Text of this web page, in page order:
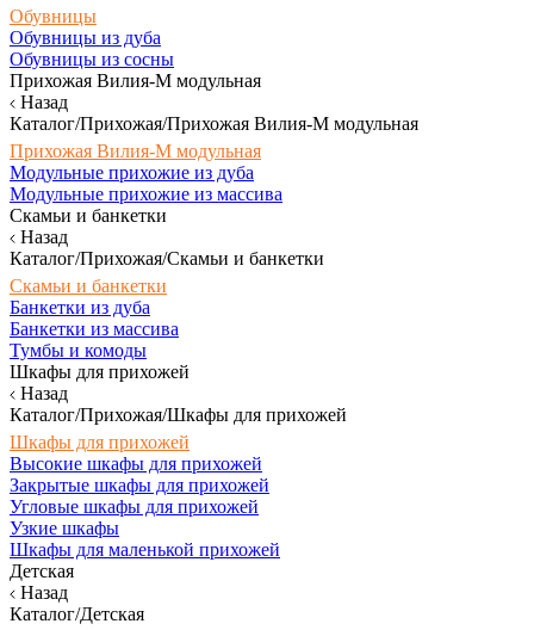
Обувницы
Обувницы из дуба
Обувницы из сосны
Прихожая Вилия-М модульная
Назад
Каталог/Прихожая/Прихожая Вилия-М модульная
Прихожая Вилия-М модульная
Модульные прихожие из дуба
Модульные прихожие из массива
Скамьи и банкетки
Назад
Каталог/Прихожая/Скамьи и банкетки
Скамьи и банкетки
Банкетки из дуба
Банкетки из массива
Тумбы и комоды
Шкафы для прихожей
Назад
Каталог/Прихожая/Шкафы для прихожей
Шкафы для прихожей
Высокие шкафы для прихожей
Закрытые шкафы для прихожей
Угловые шкафы для прихожей
Узкие шкафы
Шкафы для маленькой прихожей
Детская
Назад
Каталог/Детская